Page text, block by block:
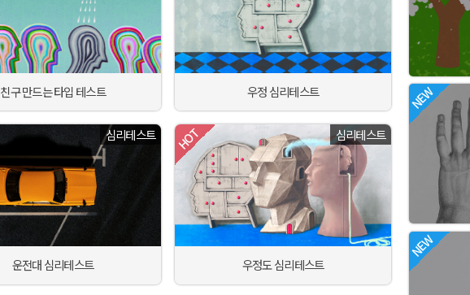
친구 만드는 타입 테스트 우정 심리테스트
심리테스트
운전대 심리테스트
심리테스트
우정도 심리테스트